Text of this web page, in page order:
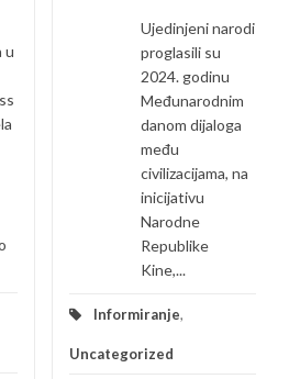
u
Ujedinjeni narodi
proglasili su
2024. godinu
Međunarodnim
danom dijaloga
među
civilizacijama, na
inicijativu
Narodne
Republike
Kine,...
Informiranje,
Uncategorized